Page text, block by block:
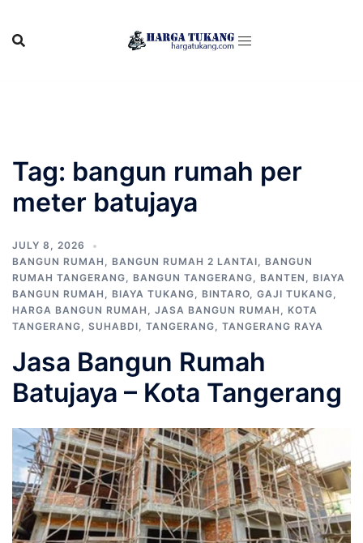
content
Tag: bangun rumah per
meter batujaya
JULY 8, 2026
BANGUN RUMAH , BANGUN RUMAH 2 LANTAI, BANGUN
RUMAH TANGERANG, BANGUN TANGERANG, BANTEN , BIAYA
BANGUN RUMAH , BIAYA TUKANG, BINTARO, GAJI TUKANG,
HARGA BANGUN RUMAH , JASA BANGUN RUMAH , KOTA
TANGERANG, SUHABDI, TANGERANG, TANGERANG RAYA
Jasa Bangun Rumah
Batujaya – Kota Tangerang